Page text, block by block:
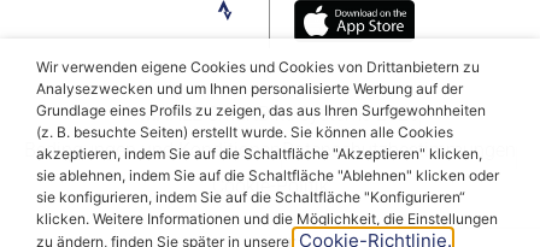
© MAHLE SmartBike Systems 2026
Bedingungen und KonditionenDatenschutzbestimmungen
Cookie-Politik
Wir verwenden eigene Cookies und Cookies von Drittanbietern zu
Analysezwecken und um Ihnen personalisierte Werbung auf der
Grundlage eines Profils zu zeigen, das aus Ihren Surfgewohnheiten
(z. B. besuchte Seiten) erstellt wurde. Sie können alle Cookies
akzeptieren, indem Sie auf die Schaltfläche "Akzeptieren" klicken,
sie ablehnen, indem Sie auf die Schaltfläche "Ablehnen" klicken oder
sie konfigurieren, indem Sie auf die Schaltfläche "Konfigurieren“
klicken. Weitere Informationen und die Möglichkeit, die Einstellungen
zu ändern, finden Sie später in unserer Cookie-Richtlinie.